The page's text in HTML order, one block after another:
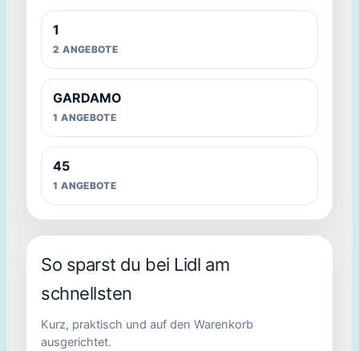
225.83 €
Preis noch nicht sicher bewertbar
Noch keine belastbare Preisbewertung aus dem Backend
1
2 ANGEBOTE
GARDAMO
1 ANGEBOTE
45
1 ANGEBOTE
So sparst du bei Lidl am
schnellsten
Kurz, praktisch und auf den Warenkorb
ausgerichtet.